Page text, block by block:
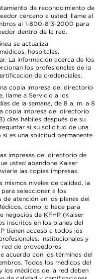
de reconocimiento de
cercano a usted, llame al
al 1-800-813-2000 para
dentro de la red.
se actualiza
hospitales,
La información acerca de los
los profesionales de la
de credenciales.
copia impresa del directorio
llame a Servicio a los
de la semana, de 8 a. m. a 8
copia impresa del directorio
días hábiles después de su
si su solicitud de una
es una solicitud permanente
impresas del directorio de
usted abandone Kaiser
las copias impresas.
mismos niveles de calidad, la
seleccionar a los
atención en los planes del
como lo hace para
negocios de KFHP (Kaiser
inscritos en los planes del
tienen acceso a todos los
institucionales y
red de proveedores
acuerdo con los términos del
Todos los médicos del
los médicos de la red deben